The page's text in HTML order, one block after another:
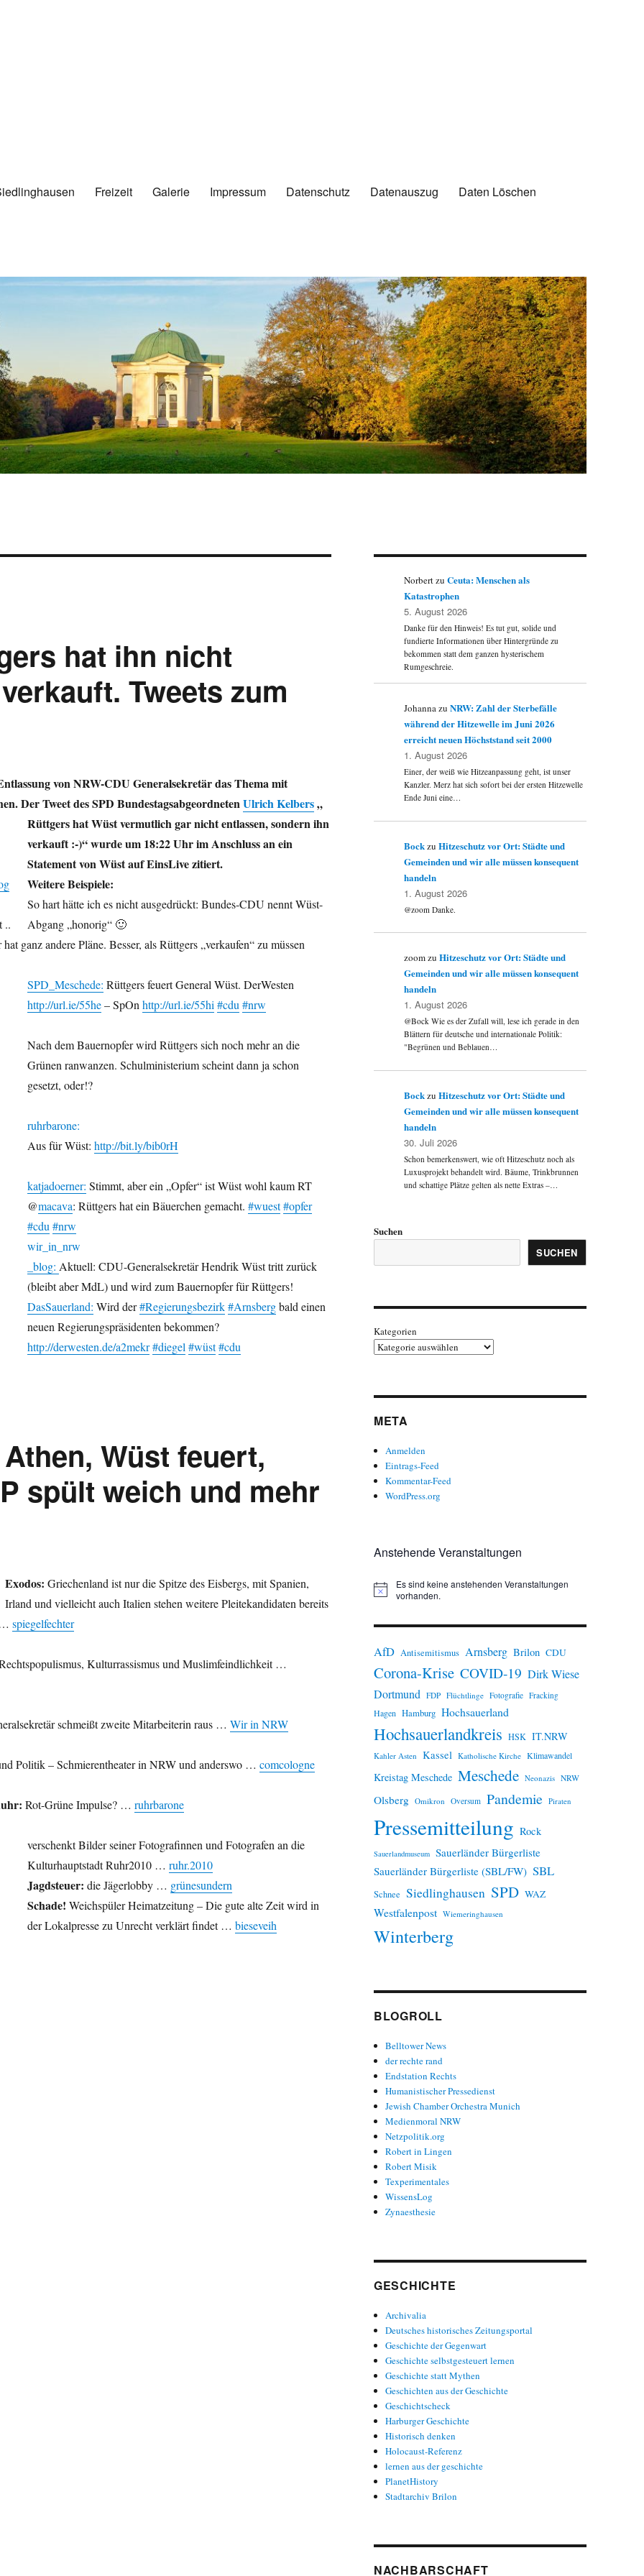
Freizeit Galerie Impressum Datenschutz Datenauszug
Daten Löschen
hat ihn nicht
Tweets zum
von NRW-CDU Generalsekretär das Thema mit
Der Tweet des SPD BundestagsabgeordnetenUlrich Kelbers„
Rüttgers hat Wüst vermutlich gar nicht entlassen, sondern ihn
verkauft :-)“ wurde um 18:22 Uhr im Anschluss an ein
Statement von Wüst auf EinsLive zitiert.
Weitere Beispiele:
So hart hätte ich es nicht ausgedrückt: Bundes-CDU nennt Wüst-
Abgang „honorig“ 🙂
..
ganz andere Pläne. Besser, als Rüttgers „verkaufen“ zu müssen
SPD_Meschede: Rüttgers feuert General Wüst. DerWesten
http://url.ie/55he– SpOn http://url.ie/55hi #cdu #nrw
Nach dem Bauernopfer wird Rüttgers sich noch mehr an die
Grünen ranwanzen. Schulministerium scheint dann ja schon
gesetzt, oder!?
ruhrbarone:
Aus für Wüst: http://bit.ly/bib0rH
katjadoerner: Stimmt, aber ein „Opfer“ ist Wüst wohl kaum RT
@macava: Rüttgers hat ein Bäuerchen gemacht. #wuest#opfer
#cdu #nrw
wir_in_nrw
_blog: Aktuell: CDU-Generalsekretär Hendrik Wüst tritt zurück
(bleibt aber MdL) und wird zum Bauernopfer für Rüttgers!
DasSauerland: Wird der#Regierungsbezirk#Arnsbergbald einen
neuen Regierungspräsidenten bekommen?
http://derwesten.de/a2mekr#diegel #wüst#cdu
Wüst feuert,
spült weich und mehr
Exodos: Griechenland ist nur die Spitze des Eisbergs, mit Spanien,
Irland und vielleicht auch Italien stehen weitere Pleitekandidaten bereits
spiegelfechter
Kulturrassismus und Muslimfeindlichkeit …
schmeißt zweite Mitarbeiterin raus … Wir in NRW
Politik – Schmierentheater in NRW und anderswo … comcologne
Rot-Grüne Impulse? … ruhrbarone
verschenkt Bilder seiner Fotografinnen und Fotografen an die
Kulturhauptstadt Ruhr2010 … ruhr.2010
Jagdsteuer: die Jägerlobby … grünesundern
Schade! Weichspüler Heimatzeitung – Die gute alte Zeit wird in
der Lokalpresse zu Unrecht verklärt findet … bieseveih
NorbertzuCeuta: Menschen als
Katastrophen
5. August 2026
Danke für den Hinweis! Es tut gut, solide und
fundierte Informationen über Hintergründe zu
bekommen statt dem ganzen hysterischem
Rumgeschreie.
JohannazuNRW: Zahl der Sterbefälle
während der Hitzewelle im Juni 2026
erreicht neuen Höchststand seit 2000
1. August 2026
Einer, der weiß wie Hitzeanpassung geht, ist unser
Kanzler. Merz hat sich sofort bei der ersten Hitzewelle
Ende Juni eine…
BockzuHitzeschutz vor Ort: Städte und
Gemeinden und wir alle müssen konsequent
handeln
1. August 2026
@zoom Danke.
zoomzuHitzeschutz vor Ort: Städte und
Gemeinden und wir alle müssen konsequent
handeln
1. August 2026
@Bock Wie es der Zufall will, lese ich gerade in den
Blättern für deutsche und internationale Politik:
"Begrünen und Beblauen…
BockzuHitzeschutz vor Ort: Städte und
Gemeinden und wir alle müssen konsequent
handeln
30. Juli 2026
Schon bemerkenswert, wie oft Hitzeschutz noch als
Luxusprojekt behandelt wird. Bäume, Trinkbrunnen
und schattige Plätze gelten als nette Extras –…
Suchen
SUCHEN
Kategorien
META
Anmelden
Eintrags-Feed
Kommentar-Feed
WordPress.org
Anstehende Veranstaltungen
H
w
Es sind keine anstehenden Veranstaltungen
vorhanden.
AfD Antisemitismus Arnsberg Brilon CDU
Corona-Krise COVID-19 Dirk Wiese
Dortmund FDP Flüchtlinge Fotografie Fracking
Hagen Hamburg Hochsauerland
Hochsauerlandkreis HSK IT.NRW
Kahler Asten Kassel Katholische Kirche Klimawandel
Kreistag Meschede Meschede Neonazis NRW
Olsberg Omikron Oversum Pandemie Piraten
Pressemitteilung Rock
Sauerlandmuseum Sauerländer Bürgerliste
Sauerländer Bürgerliste (SBL/FW) SBL
Schnee Siedlinghausen SPD WAZ
Westfalenpost Wiemeringhausen
Winterberg
BLOGROLL
Belltower News
der rechte rand
Endstation Rechts
Humanistischer Pressedienst
Jewish Chamber Orchestra Munich
Medienmoral NRW
Netzpolitik.org
Robert in Lingen
Robert Misik
Texperimentales
WissensLog
Zynaesthesie
GESCHICHTE
Archivalia
Deutsches historisches Zeitungsportal
Geschichte der Gegenwart
Geschichte selbstgesteuert lernen
Geschichte statt Mythen
Geschichten aus der Geschichte
Geschichtscheck
Harburger Geschichte
Historisch denken
Holocaust-Referenz
lernen aus der geschichte
PlanetHistory
Stadtarchiv Brilon
NACHBARSCHAFT